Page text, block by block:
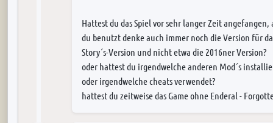
Hattest du das Spiel vor sehr langer Zeit
du benutzt denke auch immer noch die Version für
Story´s-Version und nicht etwa die 2016ner Version?
oder hattest du irgendwelche anderen Mod´s
oder irgendwelche cheats verwendet?
hattest du zeitweise das Game ohne Enderal -